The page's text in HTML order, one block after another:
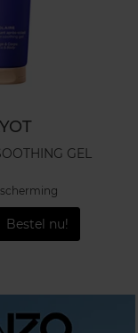
GEL
Bestel nu!